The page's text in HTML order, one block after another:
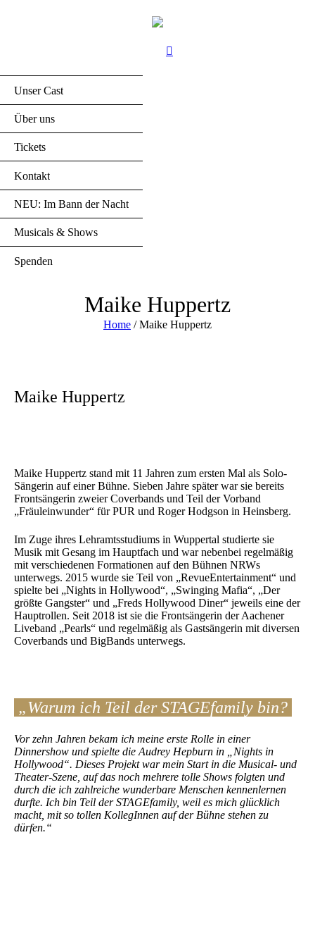
Unser Cast
Über uns
Tickets
Kontakt
NEU: Im Bann der Nacht
Musicals & Shows
Spenden
Maike Huppertz
Home /Maike Huppertz
Maike Huppertz
Maike Huppertz stand mit 11 Jahren zum ersten Mal als Solo-
Sängerin auf einer Bühne. Sieben Jahre später war sie bereits
Frontsängerin zweier Coverbands und Teil der Vorband
„Fräuleinwunder“ für PUR und Roger Hodgson in Heinsberg.
Im Zuge ihres Lehramtsstudiums in Wuppertal studierte sie
Musik mit Gesang im Hauptfach und war nebenbei regelmäßig
mit verschiedenen Formationen auf den Bühnen NRWs
unterwegs. 2015 wurde sie Teil von „RevueEntertainment“ und
spielte bei „Nights in Hollywood“, „Swinging Mafia“, „Der
größte Gangster“ und „Freds Hollywood Diner“ jeweils eine der
Hauptrollen. Seit 2018 ist sie die Frontsängerin der Aachener
Liveband „Pearls“ und regelmäßig als Gastsängerin mit diversen
Coverbands und BigBands unterwegs.
„Warum ich Teil der STAGEfamily bin?
Vor zehn Jahren bekam ich meine erste Rolle in einer
Dinnershow und spielte die Audrey Hepburn in „Nights in
Hollywood“. Dieses Projekt war mein Start in die Musical- und
Theater-Szene, auf das noch mehrere tolle Shows folgten und
durch die ich zahlreiche wunderbare Menschen kennenlernen
durfte. Ich bin Teil der STAGEfamily, weil es mich glücklich
macht, mit so tollen KollegInnen auf der Bühne stehen zu
dürfen.“